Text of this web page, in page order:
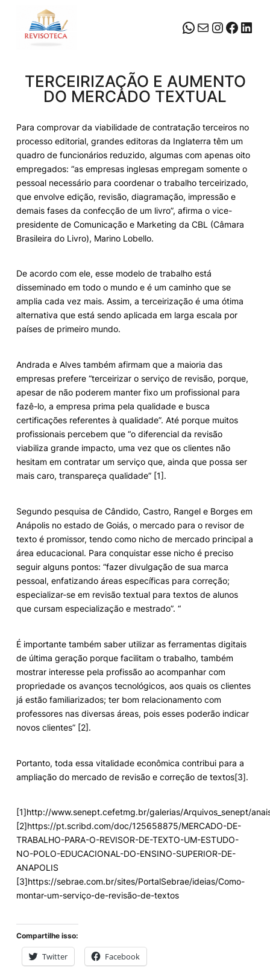
WhatsApp
Mail
TERCEIRIZAÇÃO E AUMENTO
DO MERCADO TEXTUAL
Para comprovar da viabilidade de contratação terceiros no
processo editorial, grandes editoras da Inglaterra têm um
quadro de funcionários reduzido, algumas com apenas oito
empregados: “as empresas inglesas empregam somente o
pessoal necessário para coordenar o trabalho terceirizado,
que envolve edição, revisão, diagramação, impressão e
demais fases da confecção de um livro”, afirma o vice-
presidente de Comunicação e Marketing da CBL (Câmara
Brasileira do Livro), Marino Lobello.
De acordo com ele, esse modelo de trabalho está
disseminado em todo o mundo e é um caminho que se
amplia cada vez mais. Assim, a terceirização é uma ótima
alternativa que está sendo aplicada em larga escala por
países de primeiro mundo.
Andrada e Alves também afirmam que a maioria das
empresas prefere “terceirizar o serviço de revisão, porque,
apesar de não poderem manter fixo um profissional para
fazê-lo, a empresa prima pela qualidade e busca
certificações referentes à qualidade”. Até porque muitos
profissionais percebem que “o diferencial da revisão
viabiliza grande impacto, uma vez que os clientes não
hesitam em contratar um serviço que, ainda que possa ser
mais caro, transpareça qualidade” [1].
Segundo pesquisa de Cândido, Castro, Rangel e Borges em
Anápolis no estado de Goiás, o mercado para o revisor de
texto é promissor, tendo como nicho de mercado principal a
área educacional. Para conquistar esse nicho é preciso
seguir alguns pontos: “fazer divulgação de sua marca
pessoal, enfatizando áreas específicas para correção;
especializar-se em revisão textual para textos de alunos
que cursam especialização e mestrado”. “
É importante também saber utilizar as ferramentas digitais
de última geração porque facilitam o trabalho, também
mostrar interesse pela profissão ao acompanhar com
propriedade os avanços tecnológicos, aos quais os clientes
já estão familiarizados; ter bom relacionamento com
professores nas diversas áreas, pois esses poderão indicar
novos clientes” [2].
Portanto, toda essa vitalidade econômica contribui para a
ampliação do mercado de revisão e correção de textos[3].
[1]http://www.senept.cefetmg.br/galerias/Arquivos_senept/
[2]https://pt.scribd.com/doc/125658875/MERCADO-DE-
TRABALHO-PARA-O-REVISOR-DE-TEXTO-UM-ESTUDO-
NO-POLO-EDUCACIONAL-DO-ENSINO-SUPERIOR-DE-
ANAPOLIS
[3]https://sebrae.com.br/sites/PortalSebrae/ideias/Como-
montar-um-serviço-de-revisão-de-textos
Compartilhe isso:
Twitter Facebook